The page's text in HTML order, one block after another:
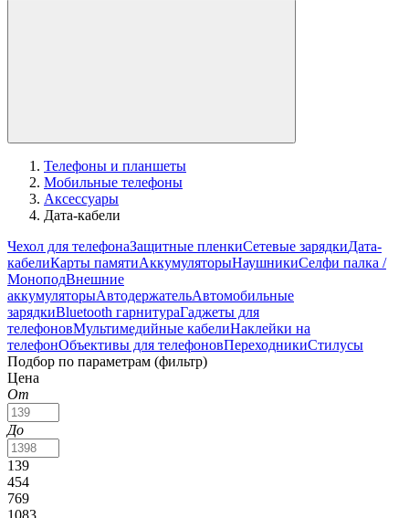
Телефоны и планшеты
Мобильные телефоны
Аксессуары
Дата-кабели
Чехол для телефонаЗащитные пленкиСетевые зарядкиДата-
кабелиКарты памятиАккумуляторыНаушникиСелфи палка /
МоноподВнешние
аккумуляторыАвтодержательАвтомобильные
зарядкиBluetooth гарнитураГаджеты для
телефоновМультимедийные кабелиНаклейки на
телефонОбъективы для телефоновПереходникиСтилусы
Подбор по параметрам (фильтр)
Цена
От
До
139
454
769
1083